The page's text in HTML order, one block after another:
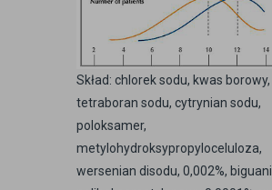
Skład: chlorek sodu, kwas borowy,
tetraboran sodu, cytrynian sodu,
poloksamer,
metylohydroksypropyloceluloza,
wersenian disodu, 0,002%,